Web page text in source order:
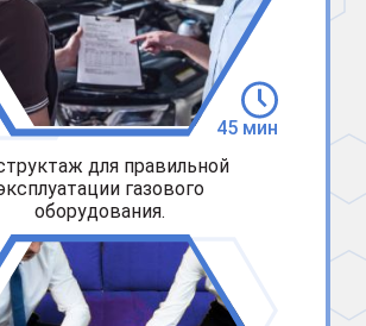
для правильной
газового
оборудования.
45 мин